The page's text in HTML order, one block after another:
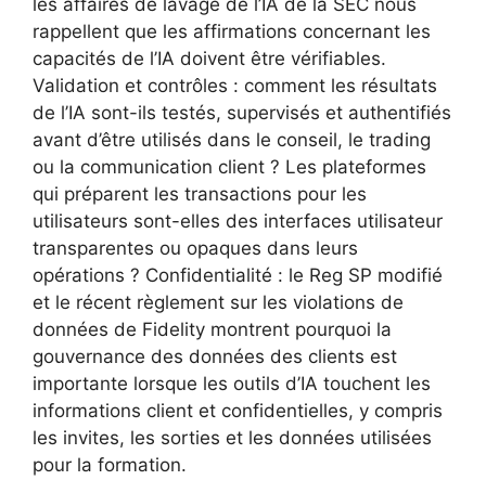
rappellent que les affirmations concernant les
capacités de l’IA doivent être vérifiables.
Validation et contrôles : comment les résultats
de l’IA sont-ils testés, supervisés et authentifiés
avant d’être utilisés dans le conseil, le trading
ou la communication client ? Les plateformes
qui préparent les transactions pour les
utilisateurs sont-elles des interfaces utilisateur
transparentes ou opaques dans leurs
opérations ? Confidentialité : le Reg SP modifié
et le récent règlement sur les violations de
données de Fidelity montrent pourquoi la
gouvernance des données des clients est
importante lorsque les outils d’IA touchent les
informations client et confidentielles, y compris
les invites, les sorties et les données utilisées
pour la formation.